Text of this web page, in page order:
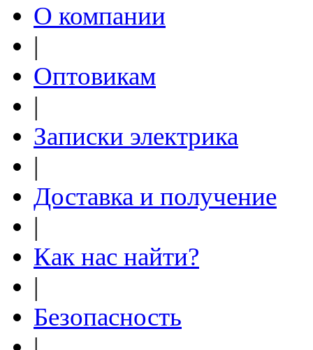
О компании
|
Оптовикам
|
Записки электрика
|
Доставка и получение
|
Как нас найти?
|
Безопасность